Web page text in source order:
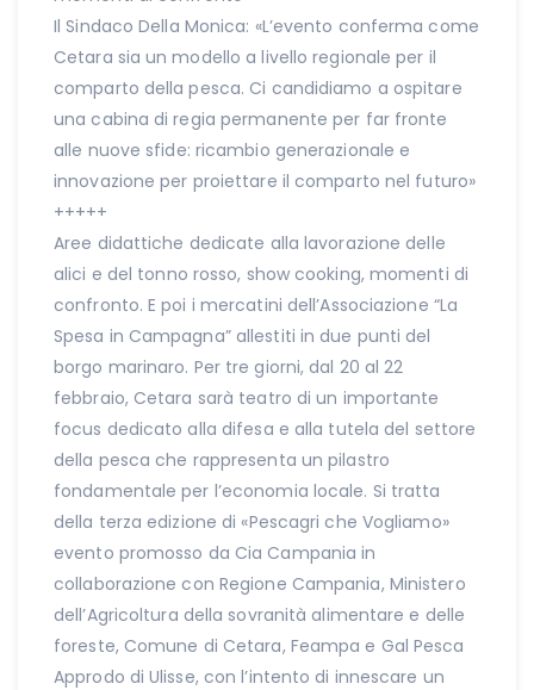
Il Sindaco Della Monica: «L’evento conferma come
Cetara sia un modello a livello regionale per il
comparto della pesca. Ci candidiamo a ospitare
una cabina di regia permanente per far fronte
alle nuove sfide: ricambio generazionale e
innovazione per proiettare il comparto nel futuro»
+++++
Aree didattiche dedicate alla lavorazione delle
alici e del tonno rosso, show cooking, momenti di
confronto. E poi i mercatini dell’Associazione “La
Spesa in Campagna” allestiti in due punti del
borgo marinaro. Per tre giorni, dal 20 al 22
febbraio, Cetara sarà teatro di un importante
focus dedicato alla difesa e alla tutela del settore
della pesca che rappresenta un pilastro
fondamentale per l’economia locale. Si tratta
della terza edizione di «Pescagri che Vogliamo»
evento promosso da Cia Campania in
collaborazione con Regione Campania, Ministero
dell’Agricoltura della sovranità alimentare e delle
foreste, Comune di Cetara, Feampa e Gal Pesca
Approdo di Ulisse, con l’intento di innescare un